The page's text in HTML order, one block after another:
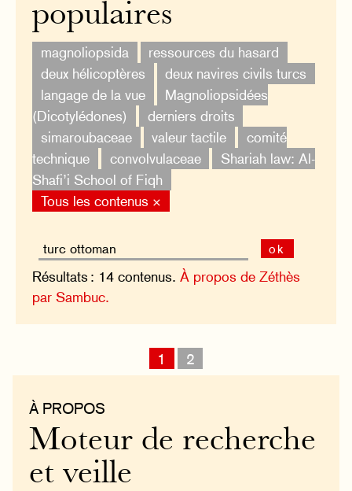
populaires
magnoliopsida
ressources du hasard
deux hélicoptères
deux navires civils turcs
langage de la vue
Magnoliopsidées
(Dicotylédones)
derniers droits
simaroubaceae
valeur tactile
comité
technique
convolvulaceae
Shariah law: Al-
Shafi’i School of Fiqh
Tous les contenus ×
ok
Résultats : 14 contenus.À propos de Zéthès
par Sambuc.
1 2
À PROPOS
Moteur de recherche
et veille